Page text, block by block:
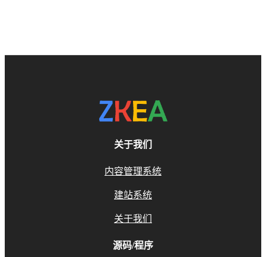
关于我们
内容管理系统
建站系统
关于我们
源码/程序